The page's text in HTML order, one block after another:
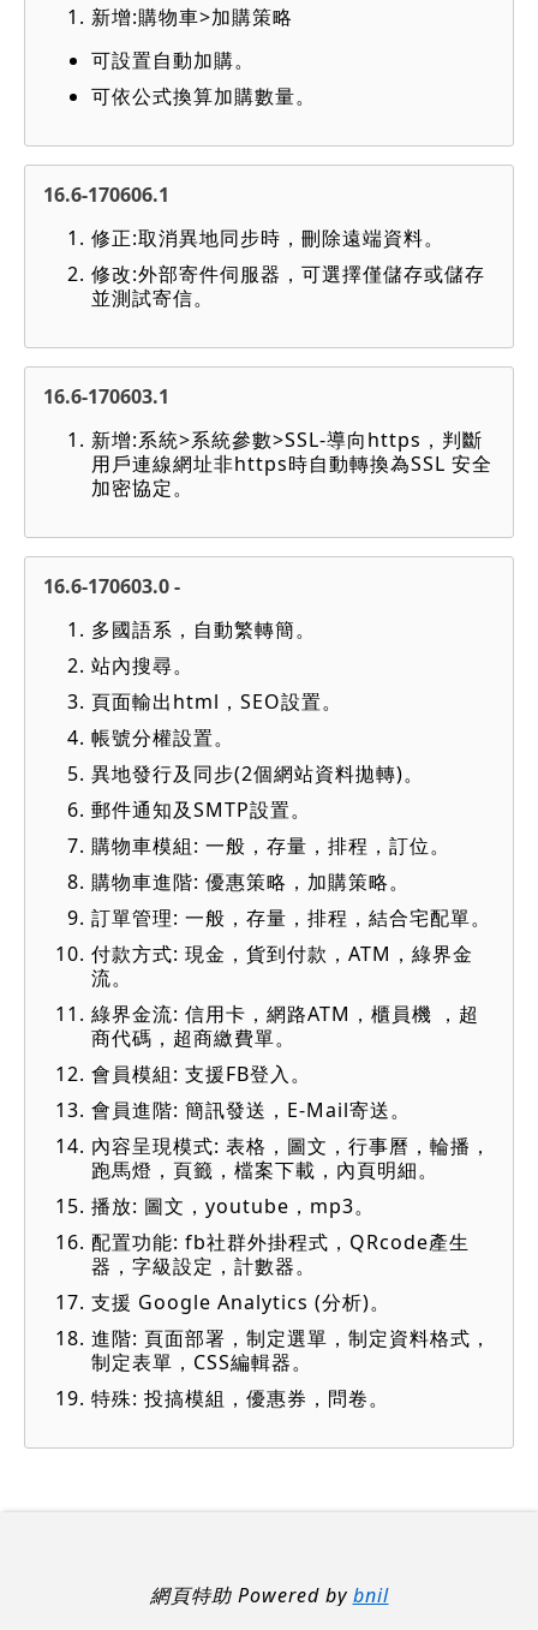
新增:購物車>加購策略
可設置自動加購。
可依公式換算加購數量。
16.6-170606.1
修正:取消異地同步時，刪除遠端資料。
修改:外部寄件伺服器，可選擇僅儲存或儲存
並測試寄信。
16.6-170603.1
新增:系統>系統參數>SSL-導向https，判斷
用戶連線網址非https時自動轉換為SSL 安全
加密協定。
16.6-170603.0 -
多國語系，自動繁轉簡。
站內搜尋。
頁面輸出html，SEO設置。
帳號分權設置。
異地發行及同步(2個網站資料拋轉)。
郵件通知及SMTP設置。
購物車模組: 一般，存量，排程，訂位。
購物車進階: 優惠策略，加購策略。
訂單管理: 一般，存量，排程，結合宅配單。
付款方式: 現金，貨到付款，ATM，綠界金
流。
綠界金流: 信用卡，網路ATM，櫃員機 ，超
商代碼，超商繳費單。
會員模組: 支援FB登入。
會員進階: 簡訊發送，E-Mail寄送。
內容呈現模式: 表格，圖文，行事曆，輪播，
跑馬燈，頁籤，檔案下載，內頁明細。
播放: 圖文，youtube，mp3。
配置功能: fb社群外掛程式，QRcode產生
器，字級設定，計數器。
支援 Google Analytics (分析)。
進階: 頁面部署，制定選單，制定資料格式，
制定表單，CSS編輯器。
特殊: 投搞模組，優惠券，問卷。
網頁特助 Powered by bnil